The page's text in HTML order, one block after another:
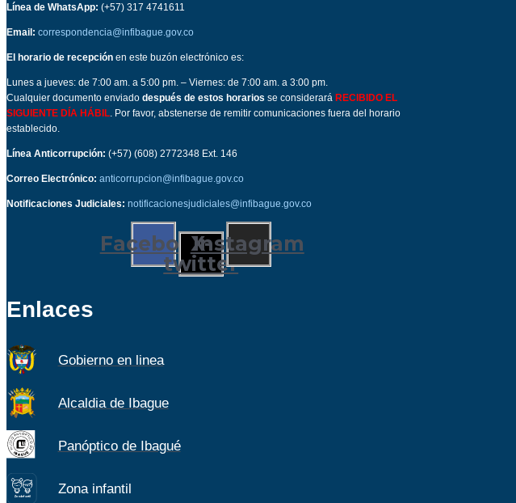
Línea de WhatsApp: (+57) 317 4741611
Email: correspondencia@infibague.gov.co
El horario de recepción en este buzón electrónico es:
Lunes a jueves: de 7:00 am. a 5:00 pm. – Viernes: de 7:00 am. a 3:00 pm.
Cualquier documento enviado después de estos horarios se considerará RECIBIDO EL
SIGUIENTE DÍA HÁBIL . Por favor, abstenerse de remitir comunicaciones fuera del horario
establecido.
Línea Anticorrupción: (+57) (608) 2772348 Ext. 146
Correo Electrónico: anticorrupcion@infibague.gov.co
Notificaciones Judiciales: notificacionesjudiciales@infibague.gov.co
Facebook
X-
twitter
Instagram
Enlaces
Gobierno en linea
Alcaldia de Ibague
Panóptico de Ibagué
ZonaInf antil
Zona infantil